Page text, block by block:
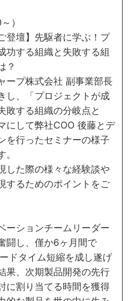
）
登壇】先駆者に学ぶ！プ
功する組織と失敗する組
？
ープ株式会社 副事業部長
し、「プロジェクトが成
敗する組織の分岐点と
にして弊社COO 後藤とデ
を行ったセミナーの様子
した際の様々な経験談や
するためのポイントをご
ーションチームリーダー
闘し、僅か6ヶ月間で
ドタイム短縮を成し遂げ
果、次期製品開発の先⾏
に割り当てる時間を獲得